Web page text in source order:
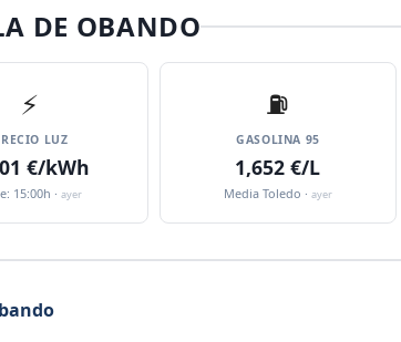
DE OBANDO
⚡
LUZ
€/kWh
15:00h · ayer
⛽️
GASOLINA 95
1,652 €/L
Media Toledo · ayer